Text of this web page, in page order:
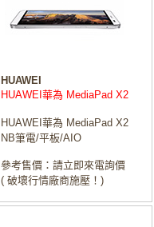
HUAWEI
HUAWEI華為 MediaPad X2
HUAWEI華為 MediaPad X2
NB筆電/平板/AIO
參考售價：請立即來電詢價
( 破壞行情廠商施壓！)